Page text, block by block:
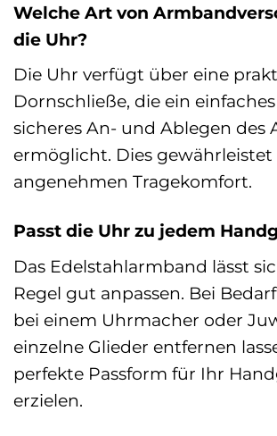
Welche Art von
die Uhr?
Die Uhr verfügt über eine
Dornschließe, die ein
sicheres An- und Ablegen des
ermöglicht. Dies gewährleistet
angenehmen Tragekomfort.
Passt die Uhr zu jedem
Das Edelstahlarmband lässt
Regel gut anpassen. Bei
bei einem Uhrmacher oder
einzelne Glieder entfernen
perfekte Passform für Ihr
erzielen.